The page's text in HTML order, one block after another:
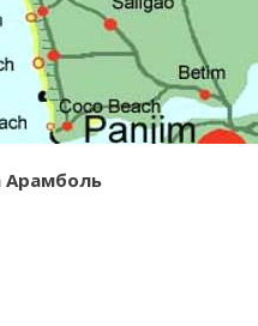
Арамболь